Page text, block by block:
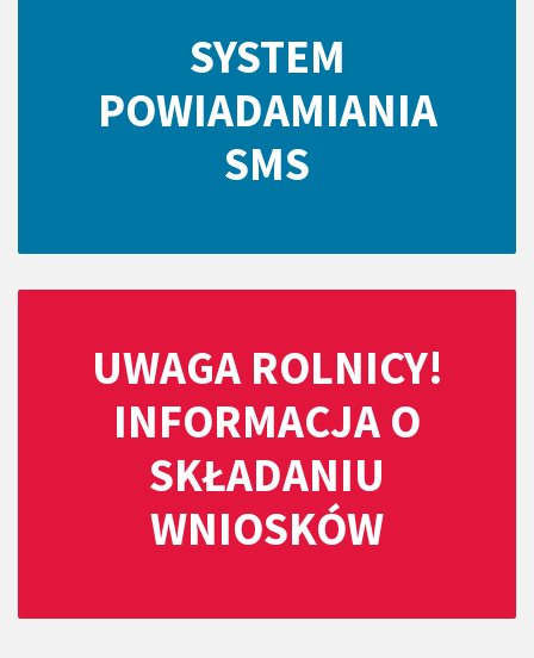
SYSTEM
POWIADAMIANIA
SMS
UWAGA ROLNICY!
INFORMACJA O
SKŁADANIU
WNIOSKÓW